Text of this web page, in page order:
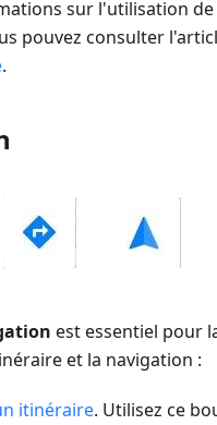
sur l'utilisation de
pouvez consulter
.
est essentiel pour
et la navigation :
itinéraire. Utilisez ce